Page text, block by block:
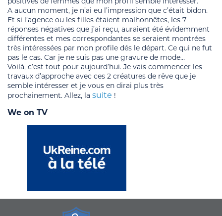
A aucun moment, je n’ai eu l’impression que c’était bidon.
Et si l’agence ou les filles étaient malhonnêtes, les 7
réponses négatives que j’ai reçu, auraient été évidemment
différentes et mes correspondantes se seraient montrées
très intéressées par mon profile dés le départ. Ce qui ne fut
pas le cas. Car je ne suis pas une gravure de mode…
Voilà, c’est tout pour aujourd’hui. Je vais commencer les
travaux d’approche avec ces 2 créatures de rêve que je
semble intéresser et je vous en dirai plus très
prochainement. Allez, la suite !
We on TV